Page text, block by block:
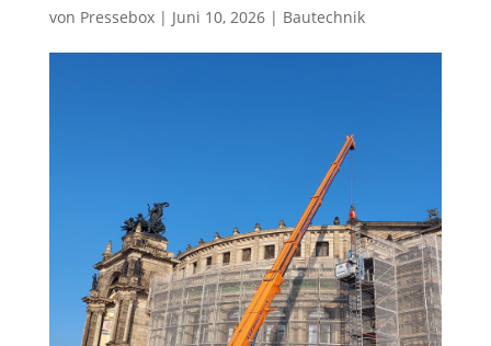
von Pressebox| Juni 10, 2026| Bautechnik